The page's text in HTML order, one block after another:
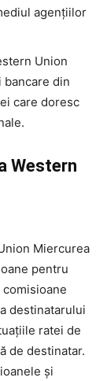
agențiilor
Union
din
care doresc
Western
Miercurea
pentru
destinatarului
ratei de
de destinatar.
și